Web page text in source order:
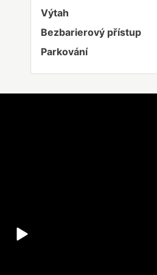
Výtah
Bezbarierový přístup
Parkování